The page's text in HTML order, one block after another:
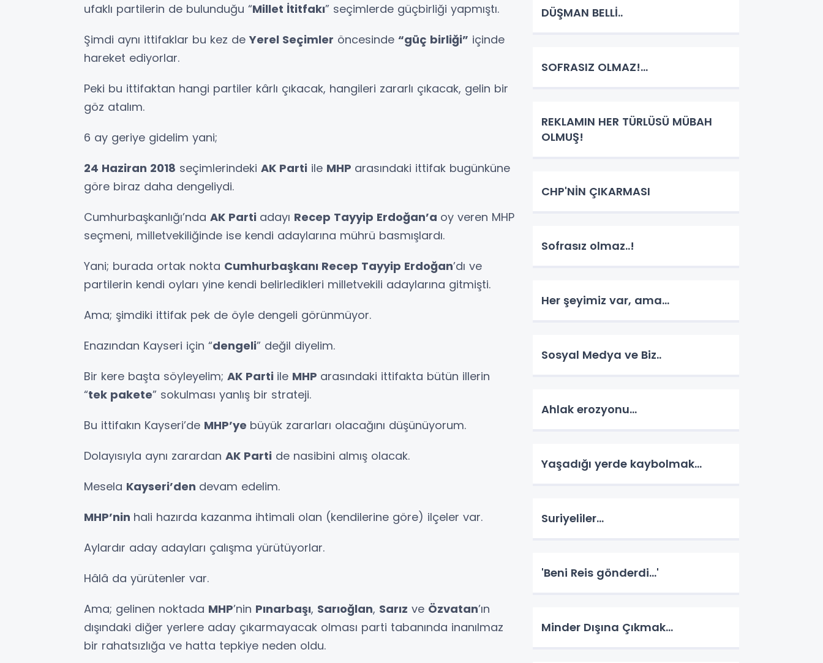
ufaklı partilerin de bulunduğu “Millet İtitfakı” seçimlerde güçbirliği yapmıştı.
Şimdi aynı ittifaklar bu kez de Yerel Seçimler öncesinde “güç birliği” içinde
hareket ediyorlar.
Peki bu ittifaktan hangi partiler kârlı çıkacak, hangileri zararlı çıkacak, gelin bir
göz atalım.
6 ay geriye gidelim yani;
24 Haziran 2018 seçimlerindeki AK Parti ile MHP arasındaki ittifak bugünküne
göre biraz daha dengeliydi.
Cumhurbaşkanlığı’nda AK Parti adayı Recep Tayyip Erdoğan’a oy veren MHP
seçmeni, milletvekiliğinde ise kendi adaylarına mührü basmışlardı.
Yani; burada ortak nokta Cumhurbaşkanı Recep Tayyip Erdoğan’dı ve
partilerin kendi oyları yine kendi belirledikleri milletvekili adaylarına gitmişti.
Ama; şimdiki ittifak pek de öyle dengeli görünmüyor.
Enazından Kayseri için “dengeli” değil diyelim.
Bir kere başta söyleyelim; AK Parti ile MHP arasındaki ittifakta bütün illerin
“tek pakete” sokulması yanlış bir strateji.
Bu ittifakın Kayseri’de MHP’ye büyük zararları olacağını düşünüyorum.
Dolayısıyla aynı zarardan AK Parti de nasibini almış olacak.
Mesela Kayseri’den devam edelim.
MHP’nin hali hazırda kazanma ihtimali olan (kendilerine göre) ilçeler var.
Aylardır aday adayları çalışma yürütüyorlar.
Hâlâ da yürütenler var.
Ama; gelinen noktada MHP’nin Pınarbaşı, Sarıoğlan, Sarız ve Özvatan’ın
dışındaki diğer yerlere aday çıkarmayacak olması parti tabanında inanılmaz
bir rahatsızlığa ve hatta tepkiye neden oldu.
DÜŞMAN BELLİ..
SOFRASIZ OLMAZ!...
REKLAMIN HER TÜRLÜSÜ MÜBAH
OLMUŞ!
CHP'NİN ÇIKARMASI
Sofrasız olmaz..!
Her şeyimiz var, ama...
Sosyal Medya ve Biz..
Ahlak erozyonu…
Yaşadığı yerde kaybolmak…
Suriyeliler…
'Beni Reis gönderdi...'
Minder Dışına Çıkmak...